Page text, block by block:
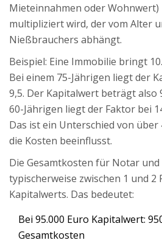
Mieteinnahmen oder
multipliziert wird, der vom Alter
Nießbrauchers abhängt.
Beispiel: Eine Immobilie bringt
Bei einem 75-Jährigen liegt der
9,5. Der Kapitalwert beträgt also
60-Jährigen liegt der Faktor bei
Das ist ein Unterschied von über
die Kosten beeinflusst.
Die Gesamtkosten für Notar
typischerweise zwischen 1 und 2
Kapitalwerts. Das bedeutet:
Bei 95.000 Euro Kapitalwert:
Gesamtkosten